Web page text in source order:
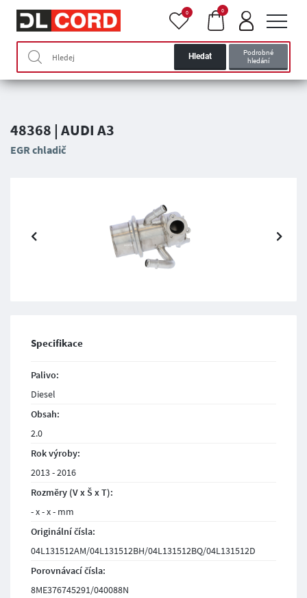
Hledat
Podrobné
hledání
0 0
48368 | AUDI A3
EGR chladič
Specifikace
Palivo:
Diesel
Obsah:
2.0
Rok výroby:
2013 - 2016
Rozměry (V x Š x T):
- x - x - mm
Originální čísla:
04L131512AM/04L131512BH/04L131512BQ/04L131512D
Porovnávací čísla:
8ME376745291/040088N